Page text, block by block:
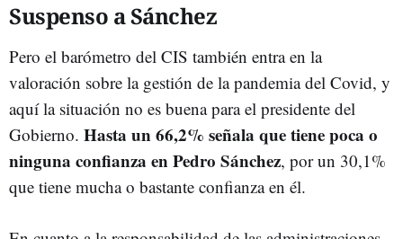
Suspenso a Sánchez
Pero el barómetro del CIS también entra en la
valoración sobre la gestión de la pandemia del Covid, y
aquí la situación no es buena para el presidente del
Gobierno. Hasta un 66,2% señala que tiene poca o
ninguna confianza en Pedro Sánchez, por un 30,1%
que tiene mucha o bastante confianza en él.